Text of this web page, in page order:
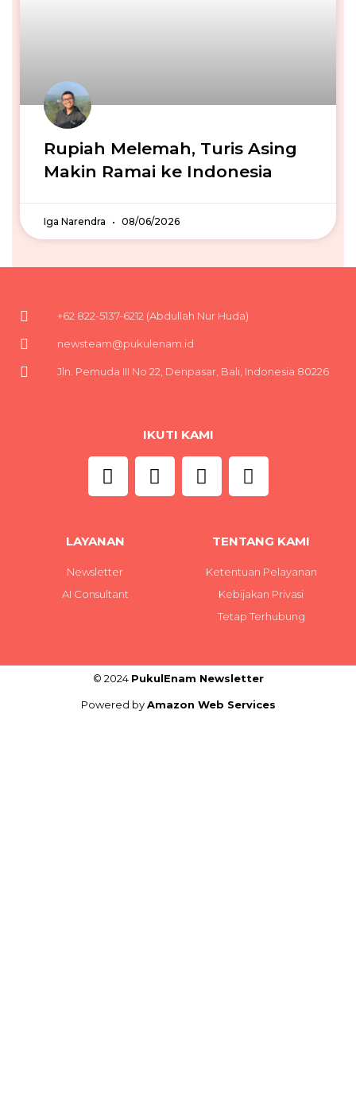
Rupiah Melemah, Turis Asing
Makin Ramai ke Indonesia
Iga Narendra 08/06/2026
+62 822-5137-6212 (Abdullah Nur Huda)
newsteam@pukulenam.id
Jln. Pemuda III No 22, Denpasar, Bali, Indonesia 80226
IKUTI KAMI
LAYANAN
Newsletter
AI Consultant
TENTANG KAMI
Ketentuan Pelayanan
Kebijakan Privasi
Tetap Terhubung
© 2024 PukulEnam Newsletter
Powered byAmazon Web Services